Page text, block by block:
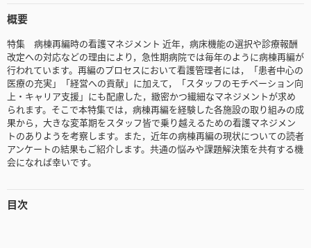
概要
特集 病棟再編時の看護マネジメント 近年，病床機能の選択や診療報酬
改定への対応などの理由により，急性期病院では毎年のように病棟再編が
行われています。再編のプロセスにおいて看護管理者には，「患者中心の
医療の充実」「経営への貢献」に加えて，「スタッフのモチベーション向
上・キャリア支援」にも配慮した，緻密かつ繊細なマネジメントが求め
られます。そこで本特集では，病棟再編を経験した各施設の取り組みの成
果から，大きな変革期をスタッフ皆で乗り越えるための看護マネジメン
トのありようを考察します。また，近年の病棟再編の現状についての読者
アンケートの結果もご紹介します。共通の悩みや課題解決策を共有する機
会になれば幸いです。
目次